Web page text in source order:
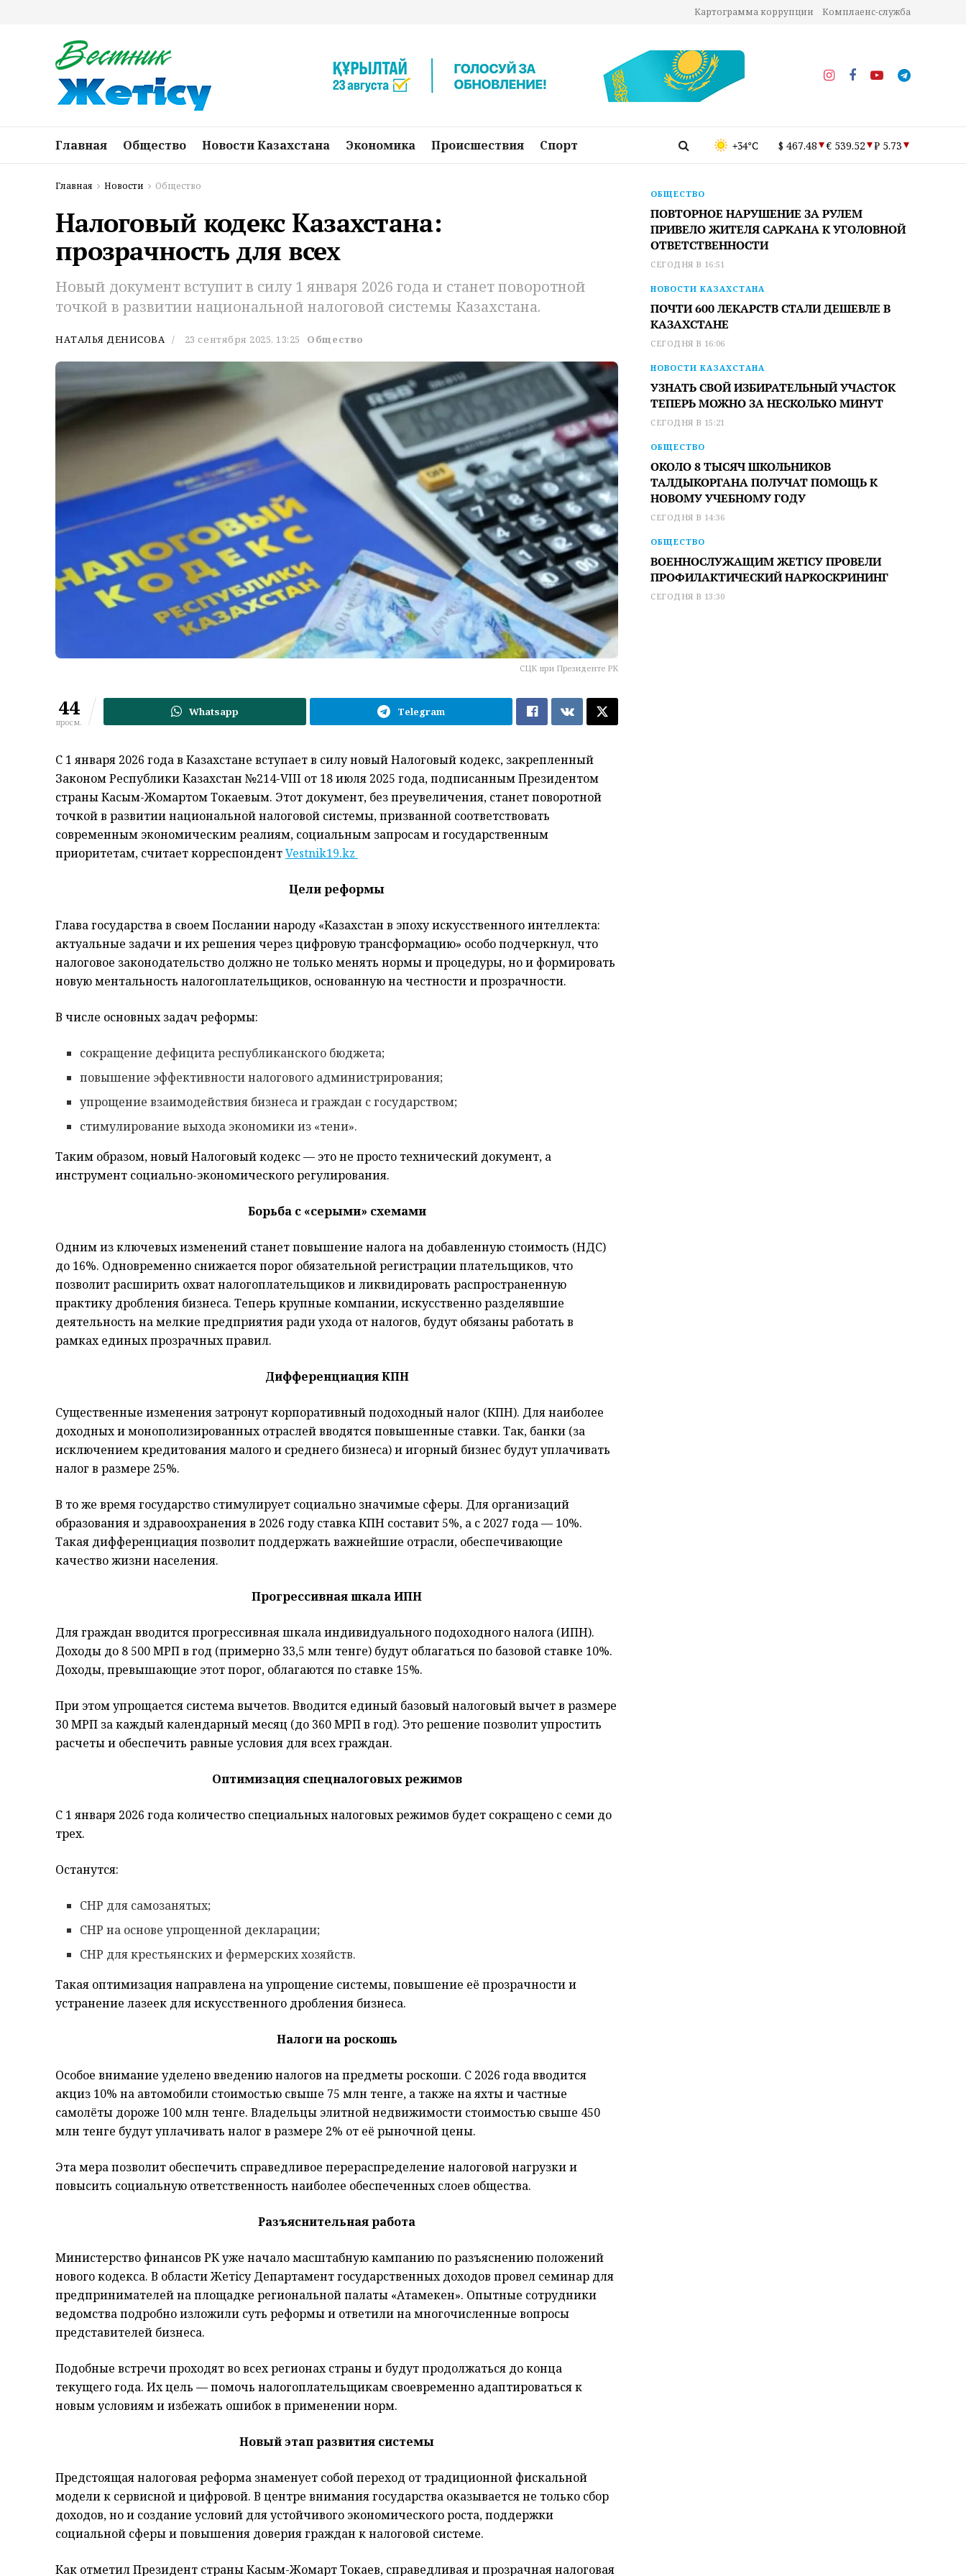
Картограмма коррупции Комплаенс-служба
Главная Общество Новости Казахстана Экономика Происшествия Спорт +34°C $ 467.48 € 539.52 ₽ 5.73
Главная Новости Общество
Налоговый кодекс Казахстана:
прозрачность для всех
Новый документ вступит в силу 1 января 2026 года и станет поворотной
точкой в развитии национальной налоговой системы Казахстана.
НАТАЛЬЯ ДЕНИСОВА 23 сентября 2025, 13:25 Общество
СЦК при Президенте РК
44
просм.
Whatsapp Telegram
С 1 января 2026 года в Казахстане вступает в силу новый Налоговый кодекс, закрепленный
Законом Республики Казахстан №214-VIII от 18 июля 2025 года, подписанным Президентом
страны Касым-Жомартом Токаевым. Этот документ, без преувеличения, станет поворотной
точкой в развитии национальной налоговой системы, призванной соответствовать
современным экономическим реалиям, социальным запросам и государственным
приоритетам, считает корреспондентVestnik19.kz
Цели реформы
Глава государства в своем Послании народу «Казахстан в эпоху искусственного интеллекта:
актуальные задачи и их решения через цифровую трансформацию» особо подчеркнул, что
налоговое законодательство должно не только менять нормы и процедуры, но и формировать
новую ментальность налогоплательщиков, основанную на честности и прозрачности.
В числе основных задач реформы:
сокращение дефицита республиканского бюджета;
повышение эффективности налогового администрирования;
упрощение взаимодействия бизнеса и граждан с государством;
стимулирование выхода экономики из «тени».
Таким образом, новый Налоговый кодекс — это не просто технический документ, а
инструмент социально-экономического регулирования.
Борьба с «серыми» схемами
Одним из ключевых изменений станет повышение налога на добавленную стоимость (НДС)
до 16%. Одновременно снижается порог обязательной регистрации плательщиков, что
позволит расширить охват налогоплательщиков и ликвидировать распространенную
практику дробления бизнеса. Теперь крупные компании, искусственно разделявшие
деятельность на мелкие предприятия ради ухода от налогов, будут обязаны работать в
рамках единых прозрачных правил.
Дифференциация КПН
Существенные изменения затронут корпоративный подоходный налог (КПН). Для наиболее
доходных и монополизированных отраслей вводятся повышенные ставки. Так, банки (за
исключением кредитования малого и среднего бизнеса) и игорный бизнес будут уплачивать
налог в размере 25%.
В то же время государство стимулирует социально значимые сферы. Для организаций
образования и здравоохранения в 2026 году ставка КПН составит 5%, а с 2027 года — 10%.
Такая дифференциация позволит поддержать важнейшие отрасли, обеспечивающие
качество жизни населения.
Прогрессивная шкала ИПН
Для граждан вводится прогрессивная шкала индивидуального подоходного налога (ИПН).
Доходы до 8 500 МРП в год (примерно 33,5 млн тенге) будут облагаться по базовой ставке 10%.
Доходы, превышающие этот порог, облагаются по ставке 15%.
При этом упрощается система вычетов. Вводится единый базовый налоговый вычет в размере
30 МРП за каждый календарный месяц (до 360 МРП в год). Это решение позволит упростить
расчеты и обеспечить равные условия для всех граждан.
Оптимизация спецналоговых режимов
С 1 января 2026 года количество специальных налоговых режимов будет сокращено с семи до
трех.
Останутся:
СНР для самозанятых;
СНР на основе упрощенной декларации;
СНР для крестьянских и фермерских хозяйств.
Такая оптимизация направлена на упрощение системы, повышение её прозрачности и
устранение лазеек для искусственного дробления бизнеса.
Налоги на роскошь
Особое внимание уделено введению налогов на предметы роскоши. С 2026 года вводится
акциз 10% на автомобили стоимостью свыше 75 млн тенге, а также на яхты и частные
самолёты дороже 100 млн тенге. Владельцы элитной недвижимости стоимостью свыше 450
млн тенге будут уплачивать налог в размере 2% от её рыночной цены.
Эта мера позволит обеспечить справедливое перераспределение налоговой нагрузки и
повысить социальную ответственность наиболее обеспеченных слоев общества.
Разъяснительная работа
Министерство финансов РК уже начало масштабную кампанию по разъяснению положений
нового кодекса. В области Жетiсу Департамент государственных доходов провел семинар для
предпринимателей на площадке региональной палаты «Атамекен». Опытные сотрудники
ведомства подробно изложили суть реформы и ответили на многочисленные вопросы
представителей бизнеса.
Подобные встречи проходят во всех регионах страны и будут продолжаться до конца
текущего года. Их цель — помочь налогоплательщикам своевременно адаптироваться к
новым условиям и избежать ошибок в применении норм.
Новый этап развития системы
Предстоящая налоговая реформа знаменует собой переход от традиционной фискальной
модели к сервисной и цифровой. В центре внимания государства оказывается не только сбор
доходов, но и создание условий для устойчивого экономического роста, поддержки
социальной сферы и повышения доверия граждан к налоговой системе.
Как отметил Президент страны Касым-Жомарт Токаев, справедливая и прозрачная налоговая
ОБЩЕСТВО
ПОВТОРНОЕ НАРУШЕНИЕ ЗА РУЛЕМ
ПРИВЕЛО ЖИТЕЛЯ САРКАНА К УГОЛОВНОЙ
ОТВЕТСТВЕННОСТИ
СЕГОДНЯ В 16:51
НОВОСТИ КАЗАХСТАНА
ПОЧТИ 600 ЛЕКАРСТВ СТАЛИ ДЕШЕВЛЕ В
КАЗАХСТАНЕ
СЕГОДНЯ В 16:06
НОВОСТИ КАЗАХСТАНА
УЗНАТЬ СВОЙ ИЗБИРАТЕЛЬНЫЙ УЧАСТОК
ТЕПЕРЬ МОЖНО ЗА НЕСКОЛЬКО МИНУТ
СЕГОДНЯ В 15:21
ОБЩЕСТВО
ОКОЛО 8 ТЫСЯЧ ШКОЛЬНИКОВ
ТАЛДЫКОРГАНА ПОЛУЧАТ ПОМОЩЬ К
НОВОМУ УЧЕБНОМУ ГОДУ
СЕГОДНЯ В 14:36
ОБЩЕСТВО
ВОЕННОСЛУЖАЩИМ ЖЕТІСУ ПРОВЕЛИ
ПРОФИЛАКТИЧЕСКИЙ НАРКОСКРИНИНГ
СЕГОДНЯ В 13:30